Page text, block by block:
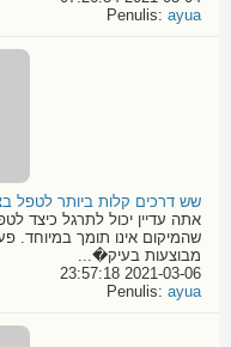
Penulis: ayua
שש דרכים קלות ביותר לטפל
אתה עדיין יכול לתרגל כיצד
שהמיקום אינו תומך במיוחד.
מבוצעות בעיק�...
2021-03-06 23:57:18
Penulis: ayua